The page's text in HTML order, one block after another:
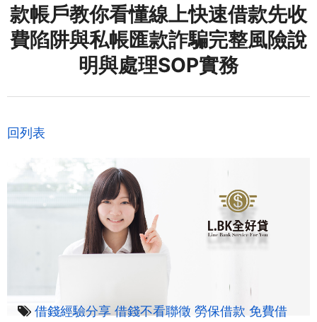
款帳戶教你看懂線上快速借款先收
費陷阱與私帳匯款詐騙完整風險說
明與處理SOP實務
回列表
借錢經驗分享 借錢不看聯徵 勞保借款 免費借